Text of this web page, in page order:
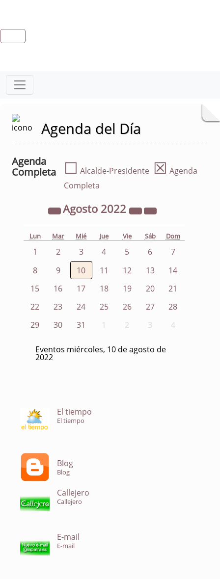
Agenda del Día
Agenda
Completa
☐ Alcalde-Presidente ☒ Agenda
Completa
Agosto 2022
Lun Mar Mié Jue Vie Sáb Dom
1 2 3 4 5 6
7
8
9 10 11 12 13
14
15
16 17 18 19 20
21
22
23 24 25 26 27
28
29
30 31 1 2 3 4
Eventos miércoles, 10 de agosto de
2022
El tiempo
El tiempo
Blog
Blog
Callejero
Callejero
E-mail
E-mail